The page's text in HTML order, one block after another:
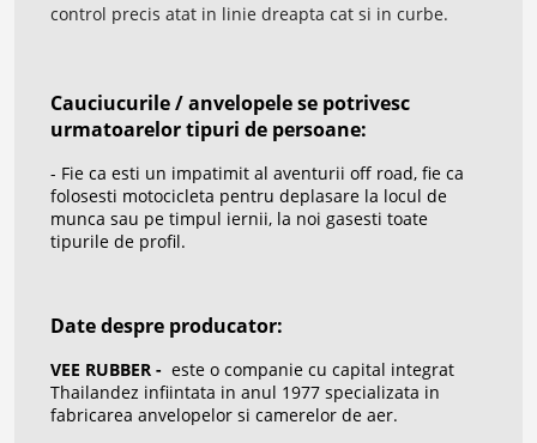
control precis atat in linie dreapta cat si in curbe.
Cauciucurile / anvelopele se potrivesc
urmatoarelor tipuri de persoane:
- Fie ca esti un impatimit al aventurii off road, fie ca
folosesti motocicleta pentru deplasare la locul de
munca sau pe timpul iernii, la noi gasesti toate
tipurile de profil.
Date despre producator:
VEE RUBBER - este o companie cu capital integrat
Thailandez infiintata in anul 1977 specializata in
fabricarea anvelopelor si camerelor de aer.